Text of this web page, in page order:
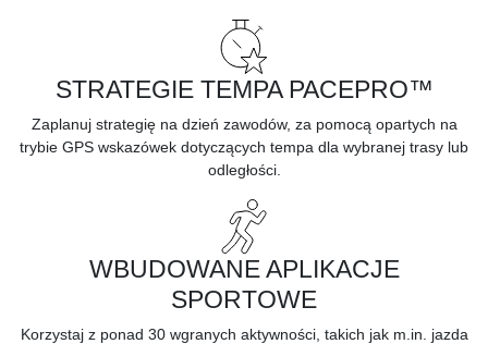
STRATEGIE TEMPA PACEPRO™
Zaplanuj strategię na dzień zawodów, za pomocą opartych na
trybie GPS wskazówek dotyczących tempa dla wybranej trasy lub
odległości.
WBUDOWANE APLIKACJE
SPORTOWE
Korzystaj z ponad 30 wgranych aktywności, takich jak m.in. jazda